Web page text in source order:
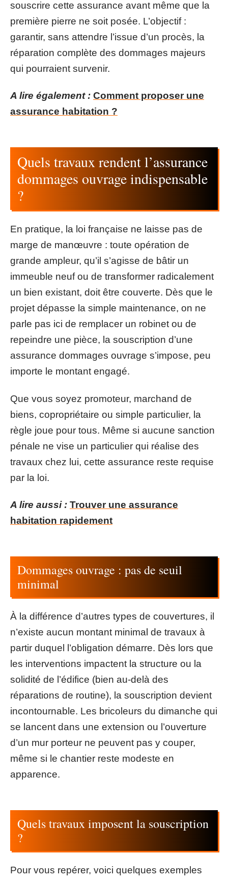
souscrire cette assurance avant même que la
première pierre ne soit posée. L’objectif :
garantir, sans attendre l’issue d’un procès, la
réparation complète des dommages majeurs
qui pourraient survenir.
A lire également : Comment proposer une
assurance habitation ?
Quels travaux rendent l’assurance
dommages ouvrage indispensable
?
En pratique, la loi française ne laisse pas de
marge de manœuvre : toute opération de
grande ampleur, qu’il s’agisse de bâtir un
immeuble neuf ou de transformer radicalement
un bien existant, doit être couverte. Dès que le
projet dépasse la simple maintenance, on ne
parle pas ici de remplacer un robinet ou de
repeindre une pièce, la souscription d’une
assurance dommages ouvrage s’impose, peu
importe le montant engagé.
Que vous soyez promoteur, marchand de
biens, copropriétaire ou simple particulier, la
règle joue pour tous. Même si aucune sanction
pénale ne vise un particulier qui réalise des
travaux chez lui, cette assurance reste requise
par la loi.
A lire aussi : Trouver une assurance
habitation rapidement
Dommages ouvrage : pas de seuil
minimal
À la différence d’autres types de couvertures, il
n’existe aucun montant minimal de travaux à
partir duquel l’obligation démarre. Dès lors que
les interventions impactent la structure ou la
solidité de l’édifice (bien au-delà des
réparations de routine), la souscription devient
incontournable. Les bricoleurs du dimanche qui
se lancent dans une extension ou l’ouverture
d’un mur porteur ne peuvent pas y couper,
même si le chantier reste modeste en
apparence.
Quels travaux imposent la souscription
?
Pour vous repérer, voici quelques exemples